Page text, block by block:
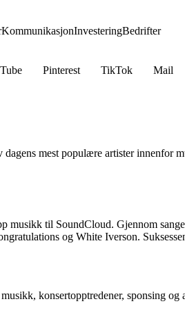
KommunikasjonInvesteringBedrifter
Pinterest TikTok Mail
mest populære artister
musikk til SoundCloud. Gjennom
og White Iverson.
konsertopptredener, sponsing